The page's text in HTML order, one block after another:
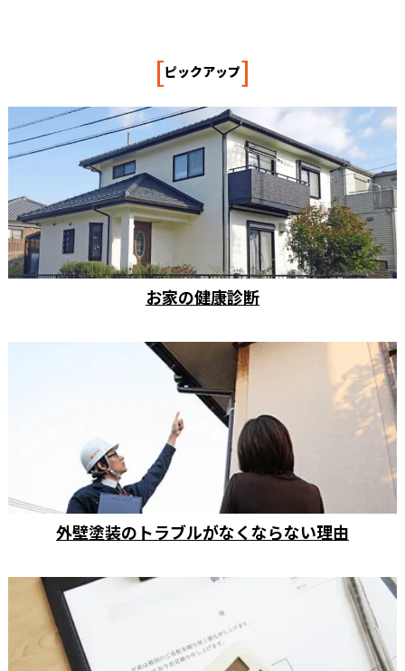
[ピックアップ]
お家の健康診断
外壁塗装のトラブルがなくならない理由